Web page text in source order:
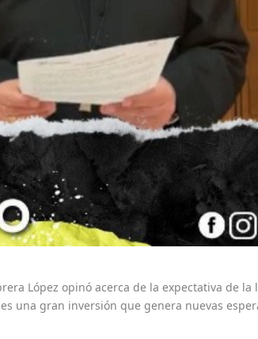
López opinó acerca de la expectativa de
una gran inversión que genera nuevas